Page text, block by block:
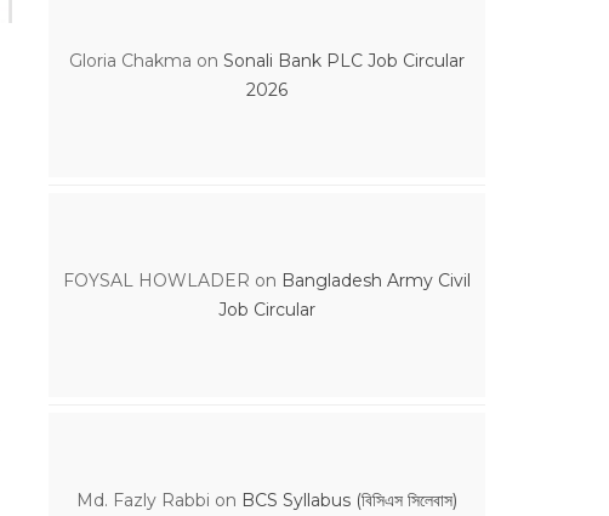
Gloria Chakma on Sonali Bank PLC Job Circular
2026
FOYSAL HOWLADER on Bangladesh Army Civil
Job Circular
Md. Fazly Rabbi on BCS Syllabus (বিসিএস সিলেবাস)